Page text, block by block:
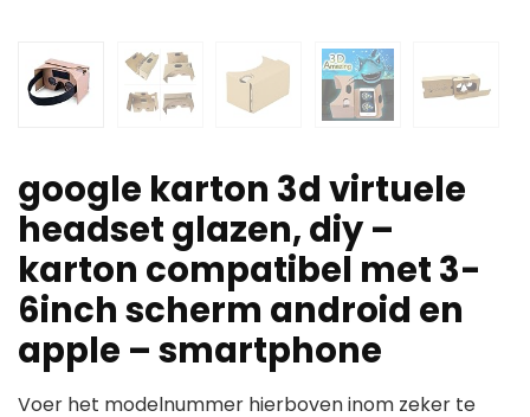
google karton 3d virtuele
headset glazen, diy –
karton compatibel met 3-
6inch scherm android en
apple – smartphone
Voer het modelnummer hierboven inom zeker te